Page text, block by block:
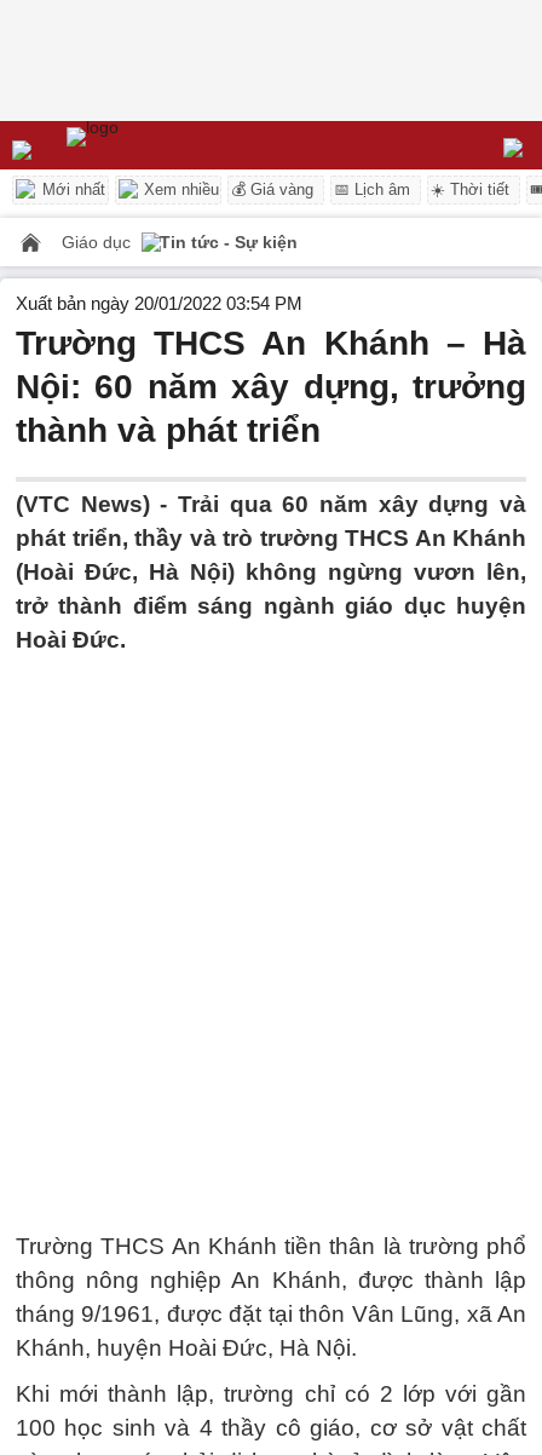
Mới nhất Xem nhiều 💰 Giá vàng 📅 Lịch âm ☀️ Thời tiết
Giáo dục Tin tức - Sự kiện
Xuất bản ngày 20/01/2022 03:54 PM
Trường THCS An Khánh – Hà
Nội: 60 năm xây dựng, trưởng
thành và phát triển
(VTC News) - Trải qua 60 năm xây dựng và
phát triển, thầy và trò trường THCS An Khánh
(Hoài Đức, Hà Nội) không ngừng vươn lên,
trở thành điểm sáng ngành giáo dục huyện
Hoài Đức.
Trường THCS An Khánh tiền thân là trường phổ
thông nông nghiệp An Khánh, được thành lập
tháng 9/1961, được đặt tại thôn Vân Lũng, xã An
Khánh, huyện Hoài Đức, Hà Nội.
Khi mới thành lập, trường chỉ có 2 lớp với gần
100 học sinh và 4 thầy cô giáo, cơ sở vật chất